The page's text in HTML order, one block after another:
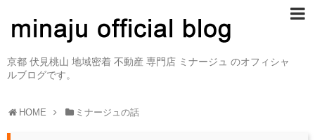
京都 伏見桃山 地域密着 不動産 専門店 ミナージュ のオフィシャ
ルブログです。
HOME ミナージュの話